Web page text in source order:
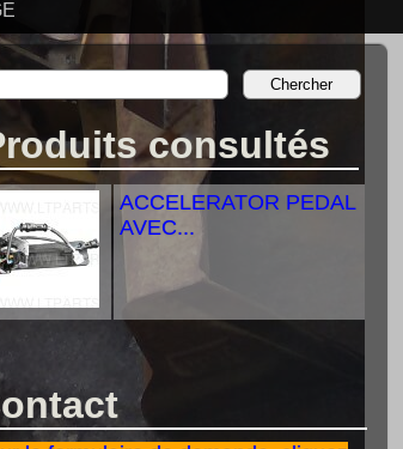
consultés
ACCELERATOR PEDAL
AVEC...